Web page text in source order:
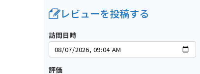
レビューを投稿する
訪問日時
評価